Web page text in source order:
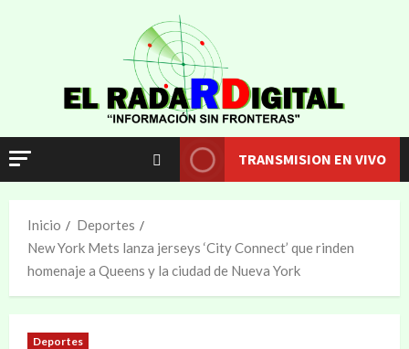
TRANSMISION EN VIVO
Inicio
Deportes
New York Mets lanza jerseys ‘City Connect’ que rinden
homenaje a Queens y la ciudad de Nueva York
Deportes